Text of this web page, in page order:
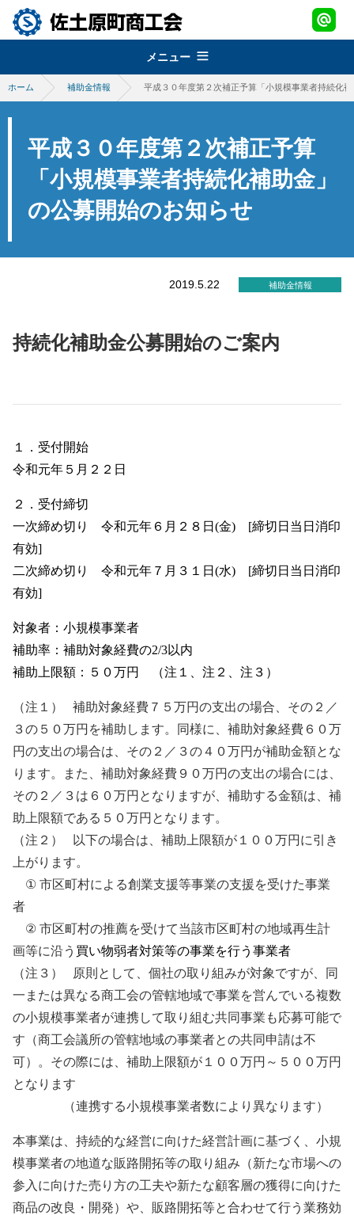
メニュー
組織概要
about
佐土原町商工会
青年部
女性部
support
経営発達支援事業
税務・経理指導・労働保険事務
需要動向調査
地域振興事業
promotion
地域振興事業
さどわらブランド
さどわらブランド
会員紹介
ログイン
login
ホーム 補助金情報 平成３０年度第２次補正予算「小規模事業者持続化
平成３０年度第２次補正予算
「小規模事業者持続化補助金」
の公募開始のお知らせ
2019.5.22 補助金情報
持続化補助金公募開始のご案内
１． 受付開始
令和元年５月２２日
２． 受付締切
一次締め切り 令和元年６月２８日 (金) [締切日当日消印
有効]
二次締め切り 令和元年７月３１日 (水) [締切日当日消印
有効]
対象者：小規模事業者
補助率：補助対象経費の2/3以内
補助上限額：５０万円 （注１、注２、注３）
（注１）
補助対象経費７５万円の支出の場合、その２／
３の５０万円を補助します。同様に、補助対象経費６０万
円の支出の場合は、その２／３の４０万円が補助金額とな
ります。また、補助対象経費９０万円の支出の場合には、
その２／３は６０万円となりますが、補助する金額は、補
助上限額である５０万円となります。
（注２）
以下の場合は、補助上限額が１００万円に引き
上がります。
① 市区町村による創業支援等事業の支援を受けた事業
者
② 市区町村の推薦を受けて当該市区町村の地域再生計
画等に沿う 買い物弱者対策等の事業を行う事業者
（注３）
原則として、個社の取り組みが対象ですが、同
一または異なる商工会の管轄地域で事業を営んでいる複数
の小規模事業者が連携して取り組む共同事業も応募可能で
す（商工会議所の管轄地域の事業者との共同申請は不
可）。その際には、補助上限額が１００万円～５００万円
となります
（連携する小規模事業者数により異なります）
本事業は、持続的な経営に向けた経営計画に基づく、小規
模事業者の地道な販路開拓等の取り組み（新たな市場への
参入に向けた売り方の工夫や新たな顧客層の獲得に向けた
商品の改良・開発）や、販路開拓等と合わせて行う業務効